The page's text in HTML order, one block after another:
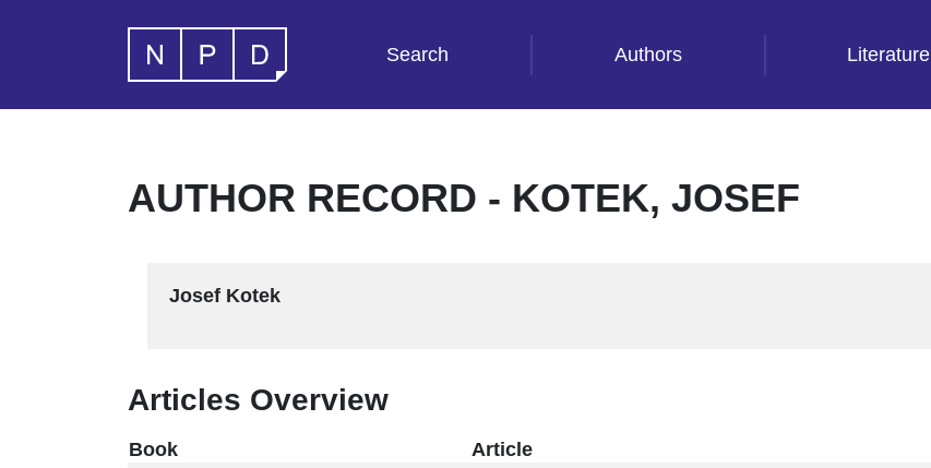
Search Authors Literature
AUTHOR RECORD - KOTEK, JOSEF
Josef Kotek
Articles Overview
Book Article